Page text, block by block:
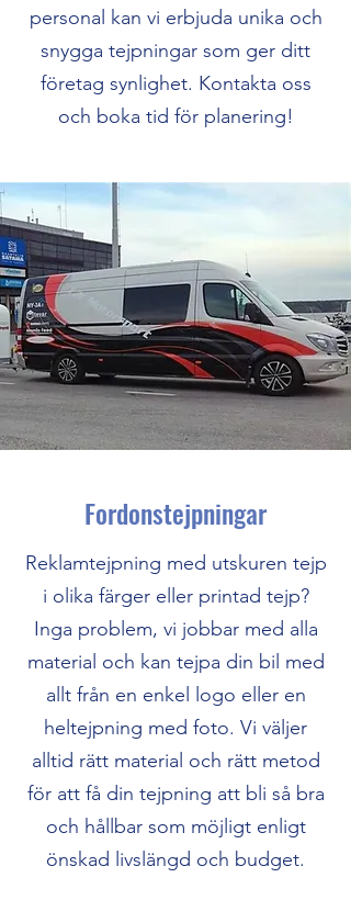
personal kan vi erbjuda unika och
snygga tejpningar som ger ditt
företag synlighet. Kontakta oss
och boka tid för planering!
Fordonstejpningar
Reklamtejpning med utskuren tejp
i olika färger eller printad tejp?
Inga problem, vi jobbar med alla
material och kan tejpa din bil med
allt från en enkel logo eller en
heltejpning med foto. Vi väljer
alltid rätt material och rätt metod
för att få din tejpning att bli så bra
och hållbar som möjligt enligt
önskad livslängd och budget.